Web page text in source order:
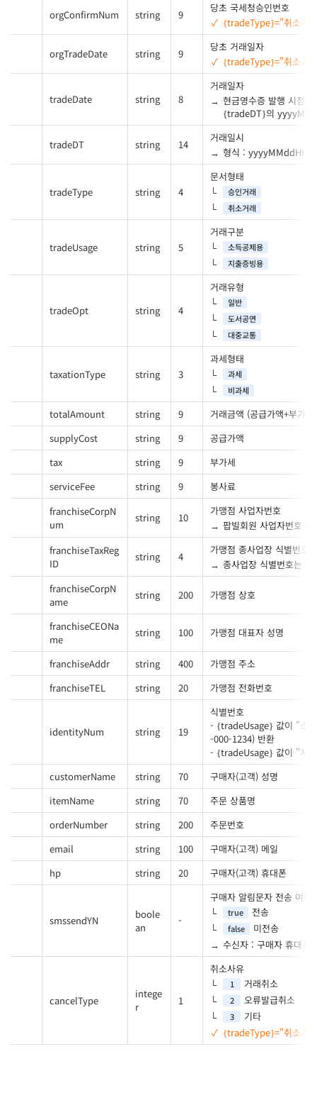
orgConfirmNum string 9
당초 국세청승인번호
{tradeType}="취소거
orgTradeDate string 9
당초 거래일자
{tradeType}="취소거
tradeDate string 8
거래일자
현금영수증 발행 시점
{tradeDT}의
tradeDT string 14
거래일시
형식 :
tradeType string 4
문서형태
승인거래
취소거래
tradeUsage string 5
거래구분
소득공제용
지출증빙용
tradeOpt string 4
거래유형
일반
도서공연
대중교통
taxationType string 3
과세형태
과세
비과세
totalAmount string 9
거래금액 (공급가액+부가
supplyCost
string 9
공급가액
tax
string 9
부가세
serviceFee
string 9
봉사료
franchiseCorpN
um
string 10
가맹점 사업자번호
팝빌회원 사업자번호
franchiseTaxReg
ID
string 4
가맹점 종사업장 식별번호
종사업장 식별번호는 4
franchiseCorpN
ame
string 200 가맹점 상호
franchiseCEONa
me
string 100 가맹점 대표자 성명
franchiseAddr string 400
가맹점 주소
franchiseTEL
string 20 가맹점 전화번호
identityNum string 19
식별번호
- {tradeUsage} 값이 "소득
-000-1234) 반환
- {tradeUsage} 값이 "지출
customerName
string 70
구매자(고객) 성명
itemName
string 70
주문 상품명
orderNumber
string 200
주문번호
email
string 100
구매자(고객) 메일
hp
string 20 구매자(고객) 휴대폰
smssendYN
boole
an
-
구매자 알림문자 전송 여부
true 전송
false
미전송
수신자 : 구매자 휴대폰
cancelType
intege
r
1
취소사유
1 거래취소
2 오류발급취소
3
기타
{tradeType}="취소거